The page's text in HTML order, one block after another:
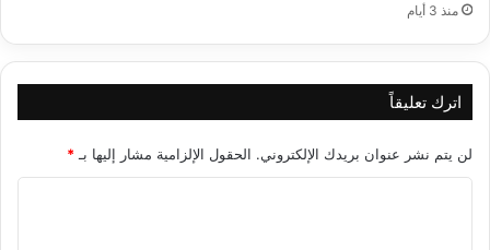
منذ 3 أيام
اترك تعليقاً
لن يتم نشر عنوان بريدك الإلكتروني. الحقول الإلزامية مشار إليها بـ *